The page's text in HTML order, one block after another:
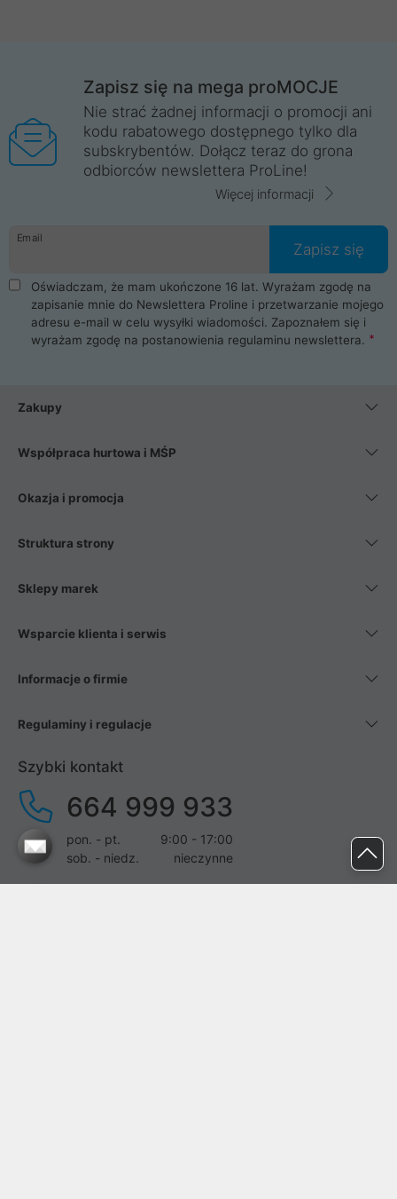
Zapisz się na mega proMOCJE
Nie strać żadnej informacji o promocji ani
kodu rabatowego dostępnego tylko dla
subskrybentów. Dołącz teraz do grona
odbiorców newslettera ProLine!
Więcej informacji
Email
Zapisz się
Oświadczam, że mam ukończone 16 lat. Wyrażam zgodę na
zapisanie mnie do Newslettera Proline i przetwarzanie mojego
adresu e-mail w celu wysyłki wiadomości. Zapoznałem się i
wyrażam zgodę na postanowienia regulaminu newslettera.
Zakupy
Współpraca hurtowa i MŚP
Okazja i promocja
Struktura strony
Sklepy marek
Wsparcie klienta i serwis
Informacje o firmie
Regulaminy i regulacje
Szybki kontakt
664 999 933
pon. - pt.
9:00 - 17:00
sob. - niedz.
nieczynne